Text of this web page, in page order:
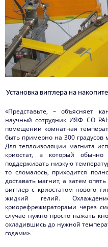
Установка вигглера на
«Представьте, – объясняет
научный сотрудник ИЯФ СО
помещении комнатная
быть примерно на 300
Для теплоизоляции магнита
криостат, в который
поддерживать низкую
то сломалось, приходится
доставать магнит, а затем
вигглер с криостатом нового
жидкий гелий.
криорефрежираторами через
случае нужно просто нажать
охладившись до нужной
годами».